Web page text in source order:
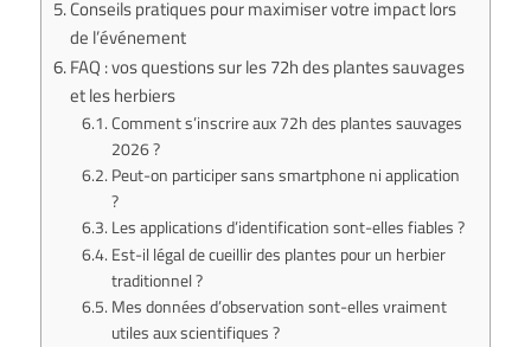
Conseils pratiques pour maximiser votre impact lors
de l’événement
FAQ : vos questions sur les 72h des plantes sauvages
et les herbiers
Comment s’inscrire aux 72h des plantes sauvages
2026 ?
Peut-on participer sans smartphone ni application
?
Les applications d’identification sont-elles fiables ?
Est-il légal de cueillir des plantes pour un herbier
traditionnel ?
Mes données d’observation sont-elles vraiment
utiles aux scientifiques ?